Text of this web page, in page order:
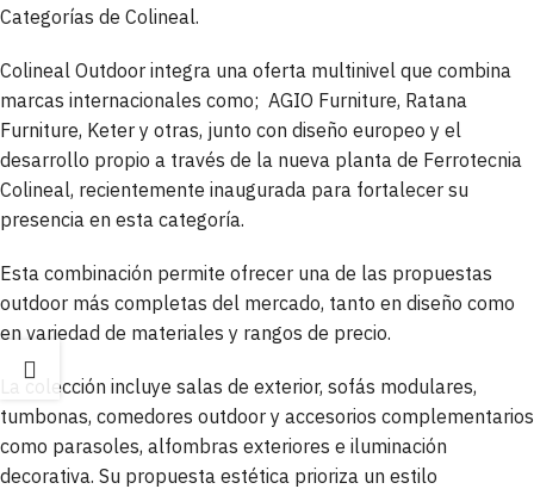
Categorías de Colineal.
Colineal Outdoor integra una oferta multinivel que combina
marcas internacionales como; AGIO Furniture, Ratana
Furniture, Keter y otras, junto con diseño europeo y el
desarrollo propio a través de la nueva planta de Ferrotecnia
Colineal, recientemente inaugurada para fortalecer su
presencia en esta categoría.
Esta combinación permite ofrecer una de las propuestas
outdoor más completas del mercado, tanto en diseño como
en variedad de materiales y rangos de precio.
La colección incluye salas de exterior, sofás modulares,
tumbonas, comedores outdoor y accesorios complementarios
como parasoles, alfombras exteriores e iluminación
decorativa. Su propuesta estética prioriza un estilo